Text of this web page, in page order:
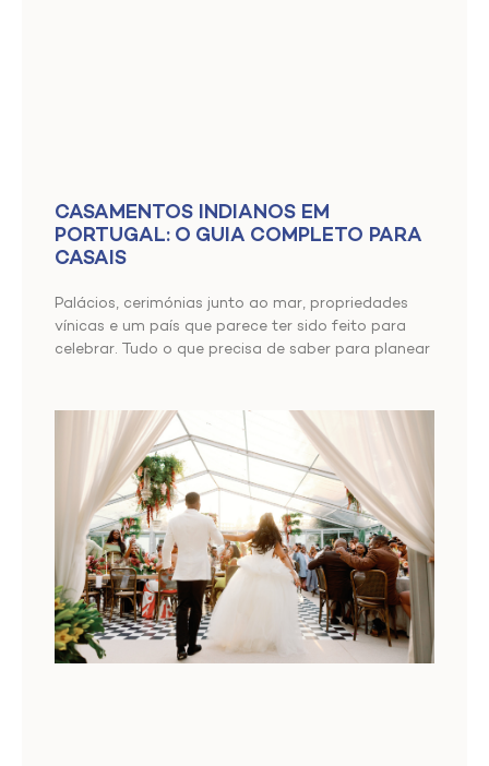
CASAMENTOS INDIANOS EM
PORTUGAL: O GUIA COMPLETO PARA
CASAIS
Palácios, cerimónias junto ao mar, propriedades
vínicas e um país que parece ter sido feito para
celebrar. Tudo o que precisa de saber para planear